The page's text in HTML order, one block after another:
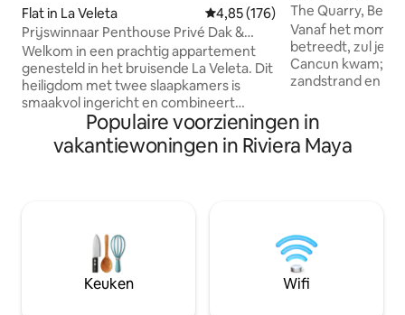
Flat in La Veleta Gemiddelde beoordeling van
4,85 (176)
Prijswinnaar Penthouse Privé Dak &
Zwembad D9
Welkom in een prachtig appartement
genesteld in het bruisende La Veleta. Dit
heiligdom met twee slaapkamers is
smaakvol ingericht en combineert
comfort, stijl en functionaliteit. Het hart
is een gezellige woonkamer die uitkomt
op een volledig privéterras en zwembad,
eenheden geïnspireerd op de Wabi-
Sabi-filosofie, te definiëren als
ingetogen elegantie met een focus op
een minder-is-meer mentaliteit.
The Quarry,
150m to clubs
Vanaf het
betreedt, zul je
Cancun kwam;
zandstrand en
vanaf het 180°
het appartement biedt.
ontbrak. Meer
exotische houten
geïmporteerd
plek
Populaire voorzieningen in
vakantiewoningen in Riviera Maya
Keuken Wifi